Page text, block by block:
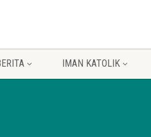
IMAN KATOLIK